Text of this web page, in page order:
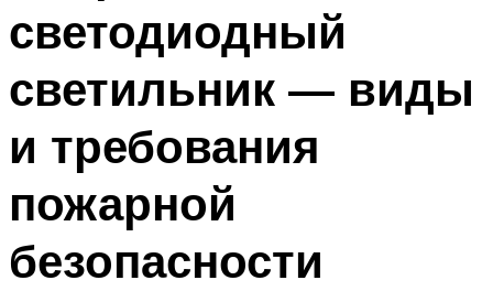
Меню
светодиодный
светильник — виды
и требования
пожарной
безопасности